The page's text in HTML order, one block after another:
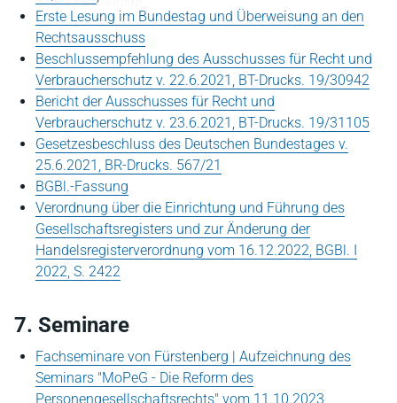
Erste Lesung im Bundestag und Überweisung an den
Rechtsausschuss
Beschlussempfehlung des Ausschusses für Recht und
Verbraucherschutz v. 22.6.2021, BT-Drucks. 19/30942
Bericht der Ausschusses für Recht und
Verbraucherschutz v. 23.6.2021, BT-Drucks. 19/31105
Gesetzesbeschluss des Deutschen Bundestages v.
25.6.2021, BR-Drucks. 567/21
BGBl.-Fassung
Verordnung über die Einrichtung und Führung des
Gesellschaftsregisters und zur Änderung der
Handelsregisterverordnung vom 16.12.2022, BGBl. I
2022, S. 2422
7. Seminare
Fachseminare von Fürstenberg | Aufzeichnung des
Seminars "MoPeG - Die Reform des
Personengesellschaftsrechts" vom 11.10.2023